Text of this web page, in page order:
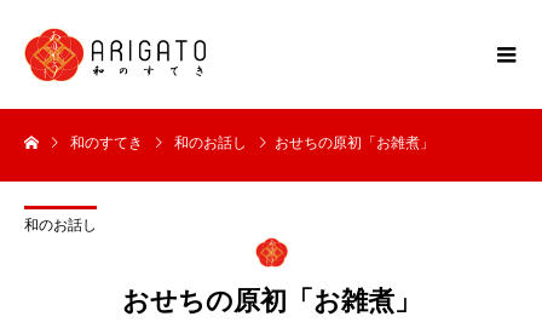
和のすてき 和のお話し おせちの原初「お雑煮」
和のお話し
おせちの原初「お雑煮」